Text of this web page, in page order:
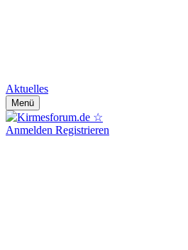
Aktuelles
Menü
Anmelden Registrieren